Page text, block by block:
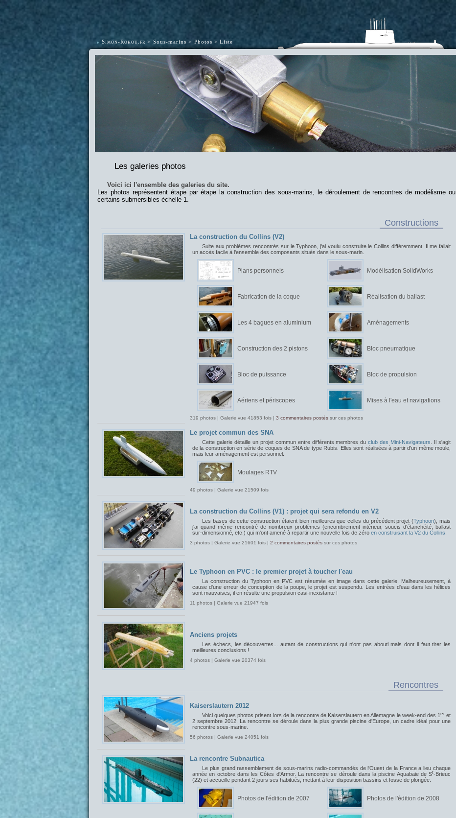
• Simon-Rohou.fr Sous-marins Photos Liste
Les galeries photos
Voici ici l'ensemble des galeries du site.
Les photos représentent étape par étape la construction des sous-marins, le déroulement de rencontres de modélisme ou
certains submersibles échelle 1.
Constructions
La construction du Collins (V2)
Suite aux problèmes rencontrés sur le Typhoon, j'ai voulu construire le Collins différemment. Il me fallait
un accès facile à l'ensemble des composants situés dans le sous-marin.
Plans personnels Modélisation SolidWorks
Fabrication de la coque Réalisation du ballast
Les 4 bagues en aluminium Aménagements
Construction des 2 pistons Bloc pneumatique
Bloc de puissance Bloc de propulsion
Aériens et périscopes Mises à l'eau et navigations
319 photos | Galerie vue 41853 fois | 3 commentaires postés sur ces photos
Le projet commun des SNA
Cette galerie détaille un projet commun entre différents membres duclub des Mini-Navigateurs . Il s'agit
de la construction en série de coques de SNA de type Rubis. Elles sont réalisées à partir d'un même moule,
mais leur aménagement est personnel.
Moulages RTV
49 photos | Galerie vue 21509 fois
La construction du Collins (V1) : projet qui sera refondu en V2
Les bases de cette construction étaient bien meilleures que celles du précédent projet (Typhoon), mais
j'ai quand même rencontré de nombreux problèmes (encombrement intérieur, soucis d'étanchéité, ballast
sur-dimensionné, etc.) qui m'ont amené à repartir une nouvelle fois de zéro en construisant la V2 du Collins
3 photos | Galerie vue 21601 fois | 2 commentaires postés sur ces photos
Le Typhoon en PVC : le premier projet à toucher l'eau
La construction du Typhoon en PVC est résumée en image dans cette galerie. Malheureusement, à
cause d'une erreur de conception de la poupe, le projet est suspendu. Les entrées d'eau dans les hélices
sont mauvaises, il en résulte une propulsion casi-inexistante !
11 photos | Galerie vue 21947 fois
Anciens projets
Les échecs, les découvertes... autant de constructions qui n'ont pas abouti mais dont il faut tirer les
meilleures conclusions !
4 photos | Galerie vue 20374 fois
Rencontres
Kaiserslautern 2012
Voici quelques photos prisent lors de la rencontre de Kaiserslautern en Allemagne le week-end des 1eret
2 septembre 2012. La rencontre se déroule dans la plus grande piscine d'Europe, un cadre idéal pour une
rencontre sous-marine.
56 photos | Galerie vue 24051 fois
La rencontre Subnautica
Le plus grand rassemblement de sous-marins radio-commandés de l'Ouest de la France a lieu chaque
année en octobre dans les Côtes d'Armor. La rencontre se déroule dans la piscine Aquabaie de St-Brieuc
(22) et accueille pendant 2 jours ses habitués, mettant à leur disposition bassins et fosse de plongée.
Photos de l'édition de 2007 Photos de l'édition de 2008